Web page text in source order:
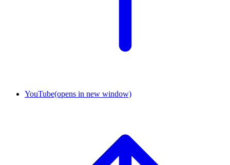
YouTube(opens in new window)